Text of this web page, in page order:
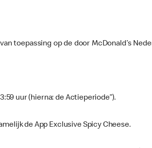
toepassing op de door McDonald’s
uur (hierna: de Actieperiode”).
de App Exclusive Spicy Cheese.